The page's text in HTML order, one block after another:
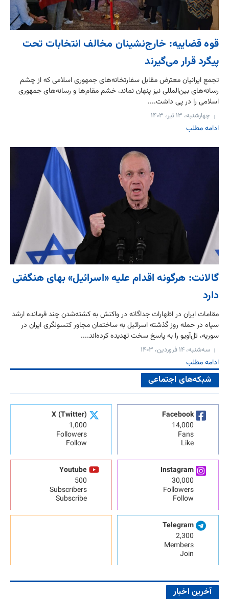
قوه قضاییه: خارج‌نشینان مخالف انتخابات تحت
پیگرد قرار می‌گیرند
تجمع ایرانیان معترض مقابل سفارتخانه‌های جمهوری اسلامی که از چشم
رسانه‌های بین‌المللی نیز پنهان نماند، خشم مقام‌ها و رسانه‌های جمهوری
اسلامی را در پی داشت....
چهارشنبه، ۱۳ تیر، ۱۴۰۳
ادامه مطلب
گالانت: هرگونه اقدام علیه «اسرائیل» بهای هنگفتی
دارد
مقامات ایران در اظهارات جداگانه در واکنش به کشته‌شدن چند فرمانده ارشد
سپاه در حمله روز گذشته اسرائیل به ساختمان مجاور کنسولگری ایران در
سوریه، تل‌آویو را به پاسخ سخت تهدیده کرده‌اند....
سه‌شنبه، ۱۴ فروردین، ۱۴۰۳
ادامه مطلب
شبکه‌های اجتماعی
Facebook
14,000
Fans
Like
X (Twitter)
1,000
Followers
Follow
Instagram
30,000
Followers
Follow
Youtube
500
Subscribers
Subscribe
Telegram
2,300
Members
Join
آخرین اخبار